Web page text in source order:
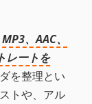
、AAC、
レートを
を整理とい
トや、アル